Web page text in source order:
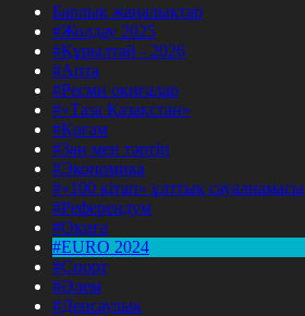
Барлық жаңалықтар
#Жолдау 2025
#Құрылтай - 2026
#Апта
#Ресми оқиғалар
#«Таза Қазақстан»
#Қоғам
#Заң мен тәртіп
#Экономика
#«100 кітап» ұлттық сауалнамасы
#Референдум
#Оқиға
#EURO 2024
#Спорт
#Әлем
#Денсаулық